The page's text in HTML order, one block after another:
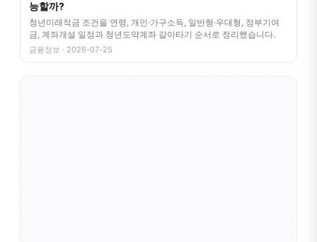
능할까?
청년미래적금 조건을 연령, 개인·가구소득, 일반형·우대형, 정부기여
금, 계좌개설 일정과 청년도약계좌 갈아타기 순서로 정리했습니다.
금융정보 · 2026-07-25